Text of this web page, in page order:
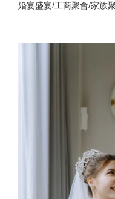
婚宴盛宴/工商聚會/家族